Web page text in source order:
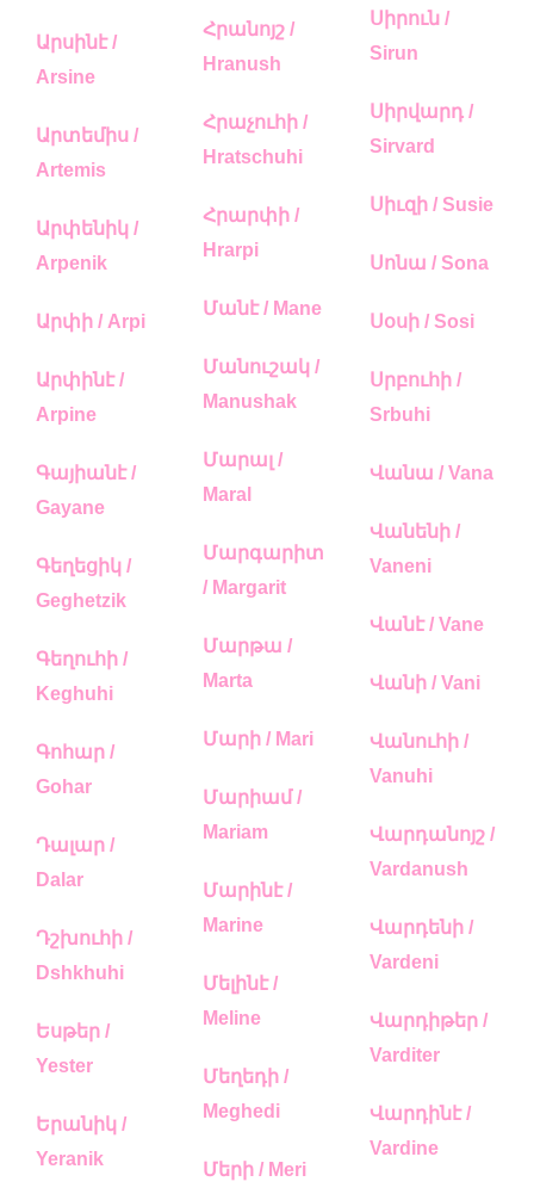
Արսինէ /
Arsine
Արտեմիս /
Artemis
Արփենիկ /
Arpenik
Արփի / Arpi
Արփինէ /
Arpine
Գայիանէ /
Gayane
Գեղեցիկ /
Geghetzik
Գեղուհի /
Keghuhi
Գոհար /
Gohar
Դալար /
Dalar
Դշխուհի /
Dshkhuhi
Եսթեր /
Yester
Երանիկ /
Yeranik
Հրանոյշ /
Hranush
Հրաչուհի /
Hratschuhi
Հրարփի /
Hrarpi
Մանէ / Mane
Մանուշակ /
Manushak
Մարալ /
Maral
Մարգարիտ
/ Margarit
Մարթա /
Marta
Մարի / Mari
Մարիամ /
Mariam
Մարինէ /
Marine
Մելինէ /
Meline
Մեղեդի /
Meghedi
Մերի / Meri
Սիրուն /
Sirun
Սիրվարդ /
Sirvard
Սիւզի / Susie
Սոնա / Sona
Սօսի / Sosi
Սրբուհի /
Srbuhi
Վանա / Vana
Վանենի /
Vaneni
Վանէ / Vane
Վանի / Vani
Վանուհի /
Vanuhi
Վարդանոյշ /
Vardanush
Վարդենի /
Vardeni
Վարդիթեր /
Varditer
Վարդինէ /
Vardine